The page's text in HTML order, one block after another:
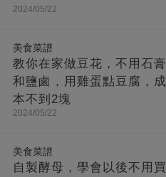
2024/05/22
美食菜譜
教你在家做豆花，不用石膏
和鹽鹵，用雞蛋點豆腐，成
本不到2塊
2024/05/22
美食菜譜
自製酵母，學會以後不用買